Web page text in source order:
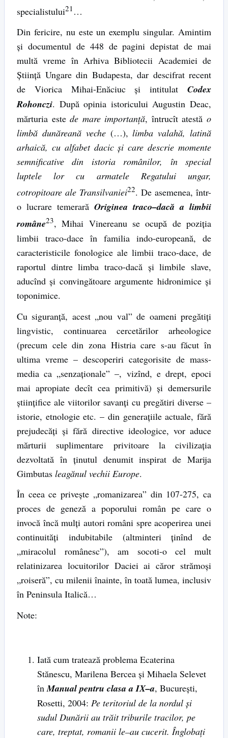
specialistului21 …
Din fericire, nu este un exemplu singular. Amintim
şi documentul de 448 de pagini depistat de mai
multă vreme în Arhiva Bibliotecii Academiei de
Ştiinţă Ungare din Budapesta, dar descifrat recent
de Viorica Mihai-Enăciuc şi intitulat Codex
Rohonczi. După opinia istoricului Augustin Deac,
mărturia estede mare importanţă, întrucît atestăo
limbă dunăreană veche(…),limba valahă, latină
arhaică, cu alfabet dacic şi care descrie momente
semnificative din istoria românilor, în special
luptele lor cu armatele Regatului ungar,
cotropitoare ale Transilvaniei22. De asemenea, într-
o lucrare temerară Originea traco–dacă a limbii
române23, Mihai Vinereanu se ocupă de poziţia
limbii traco-dace în familia indo-europeană, de
caracteristicile fonologice ale limbii traco-dace, de
raportul dintre limba traco-dacă şi limbile slave,
aducînd şi convingătoare argumente hidronimice şi
toponimice.
Cu siguranţă, acest „nou val” de oameni pregătiţi
lingvistic, continuarea cercetărilor arheologice
(precum cele din zona Histria care s-au făcut în
ultima vreme – descoperiri categorisite de mass-
media ca „senzaţionale” –, vizînd, e drept, epoci
mai apropiate decît cea primitivă) şi demersurile
ştiinţifice ale viitorilor savanţi cu pregătiri diverse –
istorie, etnologie etc. – din generaţiile actuale, fără
prejudecăţi şi fără directive ideologice, vor aduce
mărturii suplimentare privitoare la civilizaţia
dezvoltată în ţinutul denumit inspirat de Marija
Gimbutas leagănul vechii Europe.
În ceea ce priveşte „romanizarea” din 107-275, ca
proces de geneză a poporului român pe care o
invocă încă mulţi autori români spre acoperirea unei
continuităţi indubitabile (altminteri ţinînd de
„miracolul românesc”), am socoti-o cel mult
relatinizarea locuitorilor Daciei ai căror strămoşi
„roiseră”, cu milenii înainte, în toată lumea, inclusiv
în Peninsula Italică…
Note:
Iată cum tratează problema Ecaterina
Stănescu, Marilena Bercea şi Mihaela Selevet
în Manual pentru clasa a IX–a, Bucureşti,
Rosetti, 2004: Pe teritoriul de la nordul şi
sudul Dunării au trăit triburile tracilor, pe
care, treptat, romanii le–au cucerit. Înglobaţi